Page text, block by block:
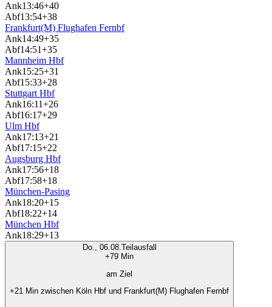
Ank13:46+40
Abf13:54+38
Frankfurt(M) Flughafen Fernbf
Ank14:49+35
Abf14:51+35
Mannheim Hbf
Ank15:25+31
Abf15:33+28
Stuttgart Hbf
Ank16:11+26
Abf16:17+29
Ulm Hbf
Ank17:13+21
Abf17:15+22
Augsburg Hbf
Ank17:56+18
Abf17:58+18
München-Pasing
Ank18:20+15
Abf18:22+14
München Hbf
Ank18:29+13
Do., 06.08.Teilausfall
+79 Min
am Ziel
+21 Min zwischen Köln Hbf und Frankfurt(M) Flughafen Fernbf